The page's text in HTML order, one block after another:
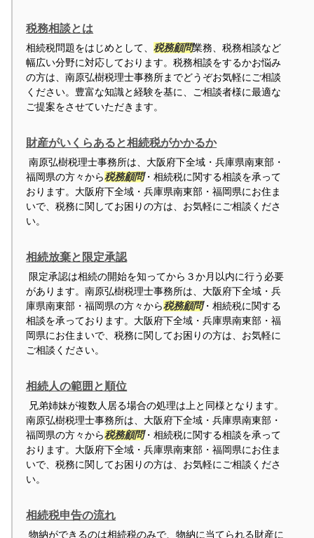
税務相談とは
相続税問題をはじめとして、税務顧問業務、税務相談など
幅広い分野に対応しております。税務相談をするかお悩み
の方は、南原弘樹税理士事務所までどうぞお気軽にご相談
ください。豊富な知識と経験を基に、ご相談者様に最適な
ご提案をさせていただきます。
財産がいくらあると相続税がかかるか
南原弘樹税理士事務所は、大阪府下全域・兵庫県南東部・
福岡県の方々から税務顧問・相続税に関する相談を承って
おります。大阪府下全域・兵庫県南東部・福岡県にお住ま
いで、税務に関してお困りの方は、お気軽にご相談くださ
い。
相続放棄と限定承認
限定承認は相続の開始を知ってから３か月以内に行う必要
があります。南原弘樹税理士事務所は、大阪府下全域・兵
庫県南東部・福岡県の方々から税務顧問・相続税に関する
相談を承っております。大阪府下全域・兵庫県南東部・福
岡県にお住まいで、税務に関してお困りの方は、お気軽に
ご相談ください。
相続人の範囲と順位
兄弟姉妹が複数人居る場合の処理は上と同様となります。
南原弘樹税理士事務所は、大阪府下全域・兵庫県南東部・
福岡県の方々から税務顧問・相続税に関する相談を承って
おります。大阪府下全域・兵庫県南東部・福岡県にお住ま
いで、税務に関してお困りの方は、お気軽にご相談くださ
い。
相続税申告の流れ
物納ができるのは相続税のみで、物納に当てられる財産に